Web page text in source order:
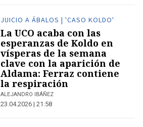
JUICIO A ÁBALOS | 'CASO KOLDO'
La UCO acaba con las
esperanzas de Koldo en
vísperas de la semana
clave con la aparición de
Aldama: Ferraz contiene
la respiración
ALEJANDRO IBÁÑEZ
23.04.2026 | 21:58